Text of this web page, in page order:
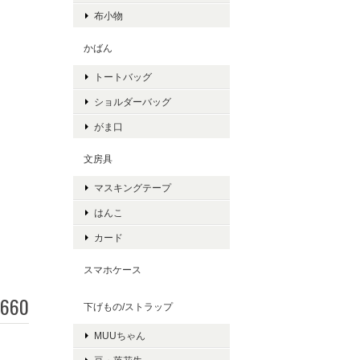
660
布小物
かばん
トートバッグ
ショルダーバッグ
がま口
文房具
マスキングテープ
はんこ
カード
スマホケース
下げもの/ストラップ
MUUちゃん